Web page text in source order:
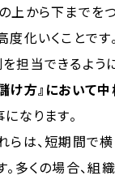
上から下までを
度化いくことです
担当できるよう
け方』 において
なります。
らは、短期間で
。多くの場合、